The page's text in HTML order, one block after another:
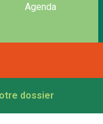
Agenda
dossier